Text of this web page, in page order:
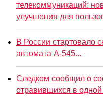
телекоммуникаций:
улучшения для
В России стартовало
автомата А-545...
Следком сообщил о
отравившихся в